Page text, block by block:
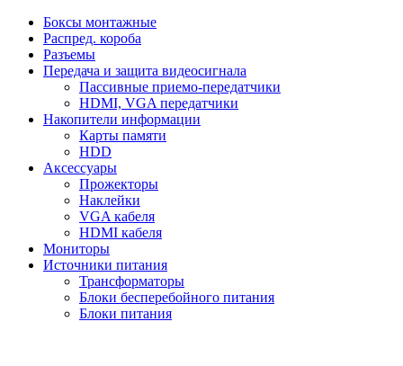
Боксы монтажные
Распред. короба
Разъемы
Передача и защита видеосигнала
Пассивные приемо-передатчики
HDMI, VGA передатчики
Накопители информации
Карты памяти
HDD
Аксессуары
Прожекторы
Наклейки
VGA кабеля
HDMI кабеля
Мониторы
Источники питания
Трансформаторы
Блоки бесперебойного питания
Блоки питания